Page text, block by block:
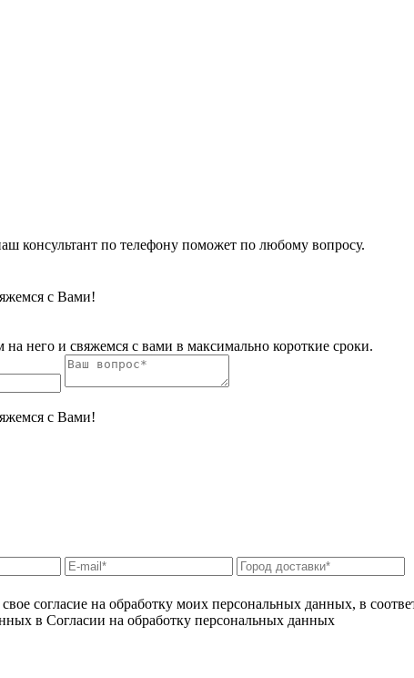
консультант по телефону поможет по любому вопросу.
с Вами!
него и свяжемся с вами в максимально короткие сроки.
с Вами!
согласие на обработку моих персональных данных, в
в Согласии на обработку персональных данных